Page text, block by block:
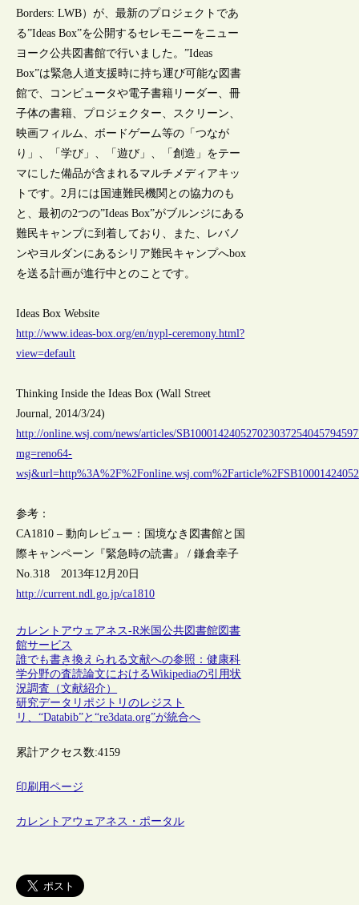
Borders: LWB）が、最新のプロジェクトであ
る”Ideas Box”を公開するセレモニーをニュー
ヨーク公共図書館で行いました。”Ideas
Box”は緊急人道支援時に持ち運び可能な図書
館で、コンピュータや電子書籍リーダー、冊
子体の書籍、プロジェクター、スクリーン、
映画フィルム、ボードゲーム等の「つなが
り」、「学び」、「遊び」、「創造」をテー
マにした備品が含まれるマルチメディアキッ
トです。2月には国連難民機関との協力のも
と、最初の2つの”Ideas Box”がブルンジにある
難民キャンプに到着しており、また、レバノ
ンやヨルダンにあるシリア難民キャンプへbox
を送る計画が進行中とのことです。
Ideas Box Website
http://www.ideas-box.org/en/nypl-ceremony.html?
view=default
Thinking Inside the Ideas Box (Wall Street
Journal, 2014/3/24)
http://online.wsj.com/news/articles/
mg=reno64-
参考：
CA1810 – 動向レビュー：国境なき図書館と国
際キャンペーン『緊急時の読書』 / 鎌倉幸子
No.318 2013年12月20日
http://current.ndl.go.jp/ca1810
カレントアウェアネス-R米国公共図書館図書
館サービス
誰でも書き換えられる文献への参照：健康科
学分野の査読論文におけるWikipediaの引用状
況調査（文献紹介）
研究データリポジトリのレジスト
リ、“Databib”と“re3data.org”が統合へ
累計アクセス数:4159
印刷用ページ
カレントアウェアネス・ポータル